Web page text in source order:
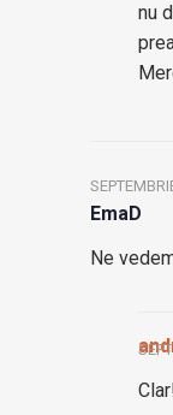
nu
EmaD
Ne